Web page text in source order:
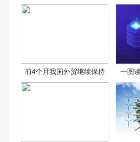
前4个月我国外贸继续保持 一图